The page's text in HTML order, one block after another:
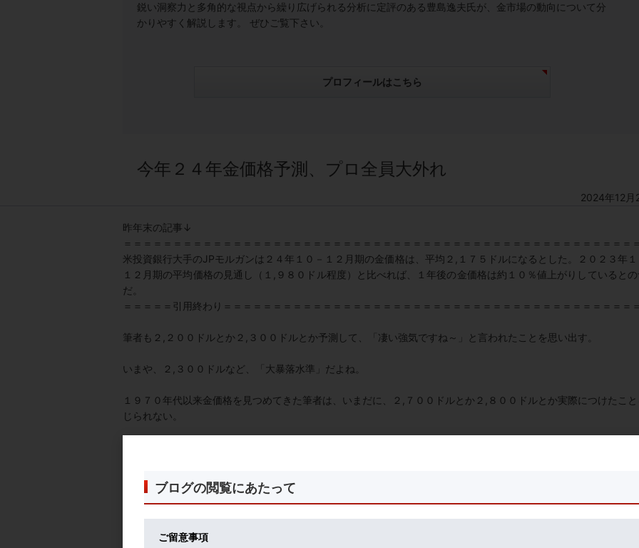
鋭い洞察力と多角的な視点から繰り広げられる分析に定評のある豊島逸夫氏が、金市場の動向について分
かりやすく解説します。 ぜひご覧下さい。
プロフィールはこちら
今年２４年金価格予測、プロ全員大外れ
2024年12月
昨年末の記事↓
＝＝＝＝＝＝＝＝＝＝＝＝＝＝＝＝＝＝＝＝＝＝＝＝＝＝＝＝＝＝＝＝＝＝＝＝＝＝＝＝＝＝＝＝＝＝＝＝＝＝＝
米投資銀行大手のJPモルガンは２４年１０－１２月期の金価格は、平均２,１７５ドルになるとした。２０２３年
１２月期の平均価格の見通し（１,９８０ドル程度）と比べれば、１年後の金価格は約１０％値上がりしていると
だ。
＝＝＝＝＝引用終わり＝＝＝＝＝＝＝＝＝＝＝＝＝＝＝＝＝＝＝＝＝＝＝＝＝＝＝＝＝＝＝＝＝＝＝＝＝＝＝＝＝
筆者も２,２００ドルとか２,３００ドルとか予測して、「凄い強気ですね～」と言われたことを思い出す。
いまや、２,３００ドルなど、「大暴落水準」だよね。
１９７０年代以来金価格を見つめてきた筆者は、いまだに、２,７００ドルとか２,８００ドルとか実際につけたこ
じられない。
１/10オンス金貨が４,５００円くらいだったのに、今や、５万円超え。
ダイヤモンドが売れないクリスマス商戦。売れるものは、喜平、地金ピアス、コイン・ペンダント、それもプラ
ブログの閲覧にあたって
ご留意事項